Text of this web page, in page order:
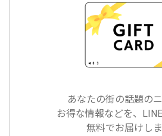
あなたの街の話題の
お得な情報などを、
無料でお届けしま